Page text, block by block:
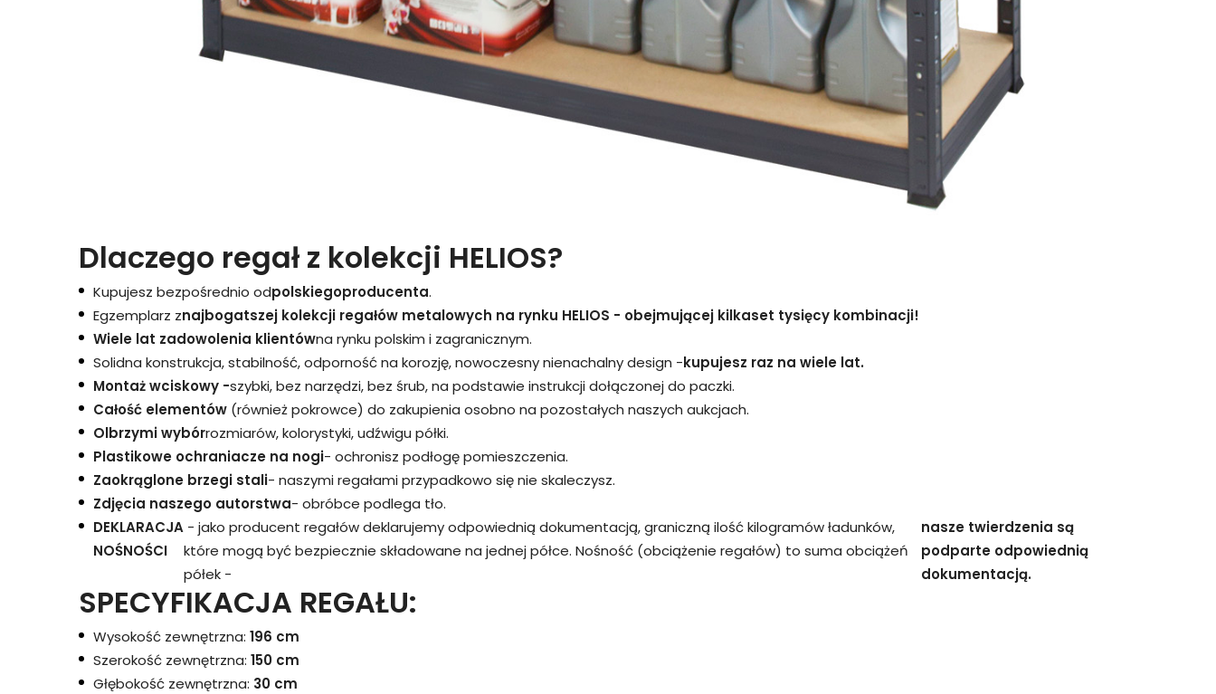
Dlaczego regał z kolekcji HELIOS?
Kupujesz bezpośrednio odpolskiegoproducenta.
Egzemplarz znajbogatszej kolekcji regałów metalowych na rynku HELIOS - obejmującej kilkaset tysięcy kombinacji!
Wiele lat zadowolenia klientówna rynku polskim i zagranicznym.
Solidna konstrukcja, stabilność, odporność na korozję, nowoczesny nienachalny design -kupujesz raz na wiele lat.
Montaż wciskowy -szybki, bez narzędzi, bez śrub, na podstawie instrukcji dołączonej do paczki.
Całość elementów (również pokrowce) do zakupienia osobno na pozostałych naszych aukcjach.
Olbrzymi wybórrozmiarów, kolorystyki, udźwigu półki.
Plastikowe ochraniacze na nogi- ochronisz podłogę pomieszczenia.
Zaokrąglone brzegi stali- naszymi regałami przypadkowo się nie skaleczysz.
Zdjęcia naszego autorstwa- obróbce podlega tło.
DEKLARACJA
NOŚNOŚCI
- jako producent regałów deklarujemy odpowiednią dokumentacją, graniczną ilość kilogramów ładunków,
które mogą być bezpiecznie składowane na jednej półce. Nośność (obciążenie regałów) to suma obciążeń
półek -
nasze twierdzenia są
podparte odpowiednią
dokumentacją.
SPECYFIKACJA REGAŁU:
Wysokość zewnętrzna: 196 cm
Szerokość zewnętrzna: 150 cm
Głębokość zewnętrzna: 30 cm